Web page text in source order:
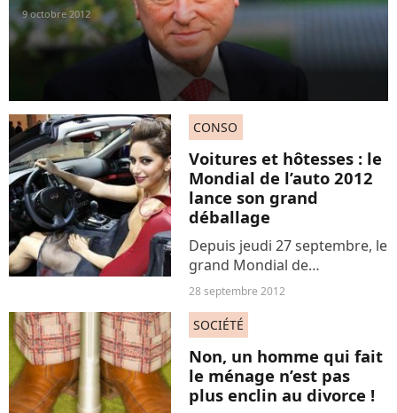
9 octobre 2012
CONSO
Voitures et hôtesses : le
Mondial de l’auto 2012
lance son grand
déballage
Depuis jeudi 27 septembre, le
grand Mondial de
l'automobile accueille les
professionnels du secteur à
la Porte de Versailles, et
ouvrira au grand public dès
le 29 septembre, jusqu'au...
28 septembre 2012
SOCIÉTÉ
Non, un homme qui fait
le ménage n’est pas
plus enclin au divorce !